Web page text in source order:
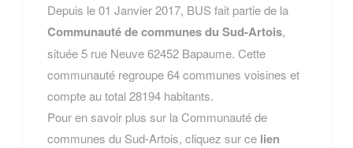
Depuis le 01 Janvier 2017, BUS fait partie de la
Communauté de communes du Sud-Artois,
située 5 rue Neuve 62452 Bapaume. Cette
communauté regroupe 64 communes voisines et
compte au total 28194 habitants.
Pour en savoir plus sur la Communauté de
communes du Sud-Artois, cliquez sur ce lien